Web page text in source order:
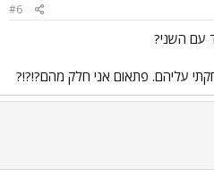
#6
עם השני?
עליהם. פתאום אני חלק מהם?!?!?